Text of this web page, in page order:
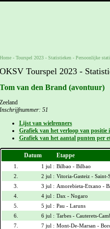
Home- Tourspel 2023- Statistieken - Persoonlijke
OKSV Tourspel 2023 -
Tom van den Brand (avontuur)
Zeeland
Inschrijfnummer: 51
Lijst van wielrenners
Grafiek van het verloop van positie
Grafiek van het aantal punten per
Datum Etappe
1. 1 jul : Bilbao - Bilbao
2.
2 jul : Vitoria-Gasteiz - Saint-
3.
3 jul : Amorebieta-Etxano -
4.
4 jul : Dax - Nogaro
5.
5 jul : Pau - Laruns
6.
6 jul : Tarbes - Cauterets-
7.
7 jul : Mont-De-Marsan -